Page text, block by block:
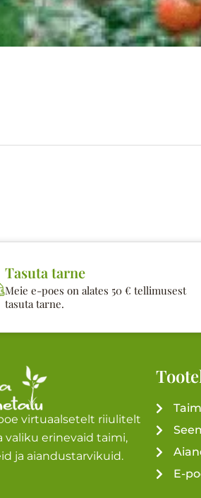
Tasuta tarne
Meie e-poes on alates 50 € tellimusest
tasuta tarne.
virtuaalsetelt riiulitelt
valiku erinevaid taimi,
ja aiandustarvikuid.
E-